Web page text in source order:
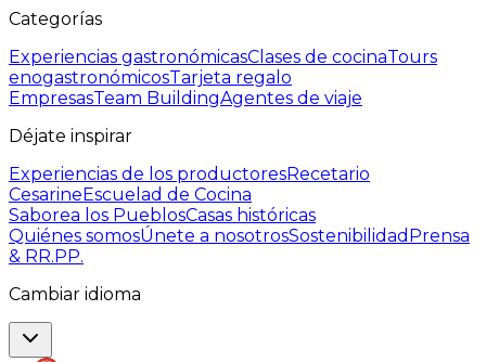
Categorías
Experiencias gastronómicasClases de cocinaTours
enogastronómicosTarjeta regalo
EmpresasTeam BuildingAgentes de viaje
Déjate inspirar
Experiencias de los productoresRecetario
CesarineEscuelad de Cocina
Saborea los PueblosCasas históricas
Quiénes somosÚnete a nosotrosSostenibilidad Prensa
& RR.PP.
Cambiar idioma